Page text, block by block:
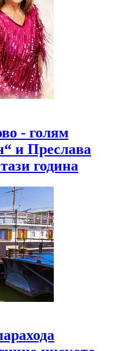
- голям
и Преслава
година